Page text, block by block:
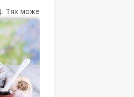
Тях може